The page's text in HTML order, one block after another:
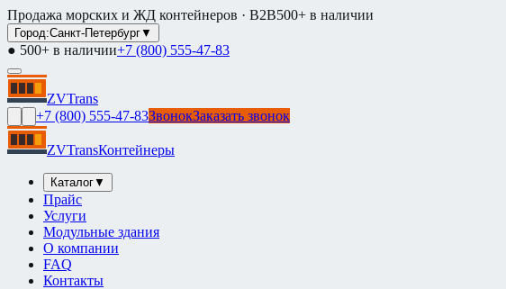
Продажа морских и ЖД контейнеров · B2B500+ в наличии
Город:Санкт-Петербург▼
● 500+ в наличии+7 (800) 555-47-83
ZVTrans
+7 (800) 555-47-83ЗвонокЗаказать звонок
ZVTransКонтейнеры
Каталог▼
Прайс
Услуги
Модульные здания
О компании
FAQ
Контакты